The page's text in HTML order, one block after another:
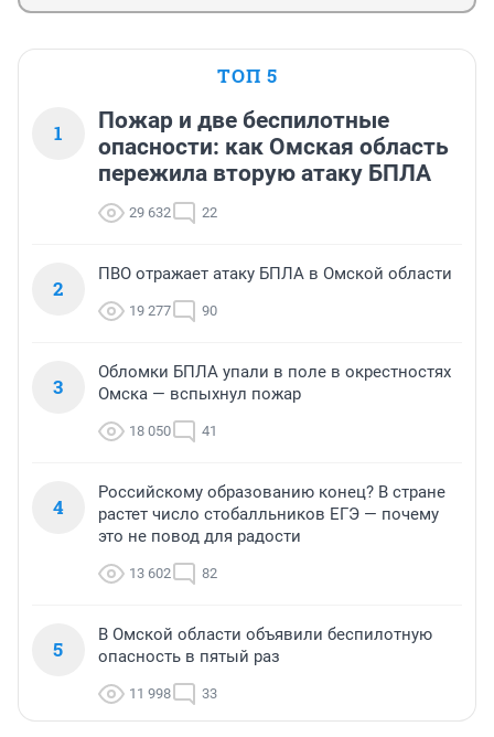
ТОП 5
1
Пожар и две беспилотные
опасности: как Омская область
пережила вторую атаку БПЛА
29 632 22
2
ПВО отражает атаку БПЛА в Омской области
19 277 90
3
Обломки БПЛА упали в поле в окрестностях
Омска — вспыхнул пожар
18 050 41
4
Российскому образованию конец? В стране
растет число стобалльников ЕГЭ — почему
это не повод для радости
13 602 82
5
В Омской области объявили беспилотную
опасность в пятый раз
11 998 33